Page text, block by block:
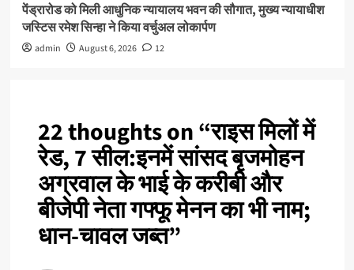
पेंड्रारोड को मिली आधुनिक न्यायालय भवन की सौगात, मुख्य न्यायाधीश
जस्टिस रमेश सिन्हा ने किया वर्चुअल लोकार्पण
admin August 6, 2026 12
22 thoughts on “राइस मिलों में
रेड, 7 सील:इनमें सांसद बृजमोहन
अग्रवाल के भाई के करीबी और
बीजेपी नेता गफ्फू मेनन का भी नाम;
धान-चावल जब्त”